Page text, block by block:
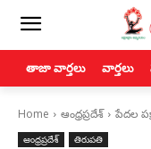
తాజా వార్తలు వార్తలు
Home ఆంధ్రప్రదేశ్ పేదల
ఆంధ్రప్రదేశ్ తిరుపతి